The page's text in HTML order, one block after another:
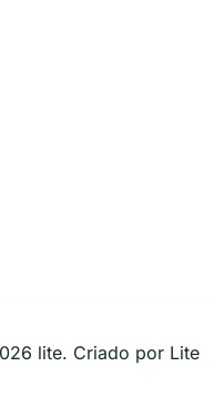
lite. Criado por Lite